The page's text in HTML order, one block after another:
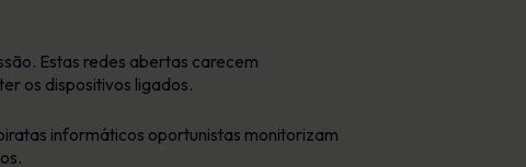
Estas redes abertas carecem
os dispositivos ligados.
informáticos oportunistas monitorizam